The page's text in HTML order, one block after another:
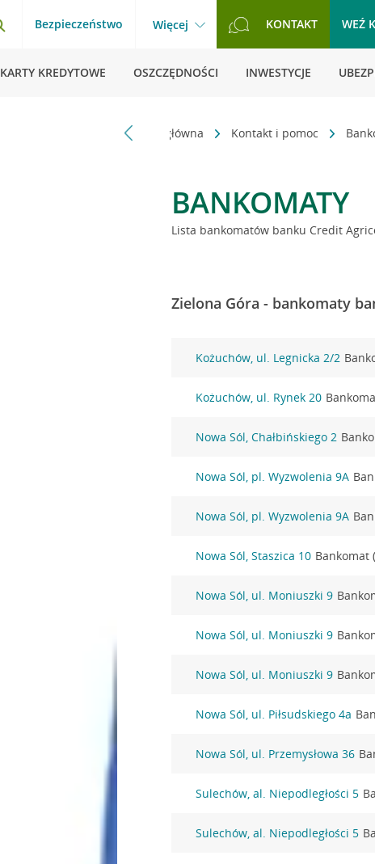
Bezpieczeństwo Więcej KONTAKT WEŹ
KARTY KREDYTOWE OSZCZĘDNOŚCI INWESTYCJE
Strona główna Kontakt i pomoc
BANKOMATY
Lista bankomatów banku Credit
Zielona Góra - bankomaty
Kożuchów, ul. Legnicka 2/2
Kożuchów, ul. Rynek 20
Nowa Sól, Chałbińskiego 2
Nowa Sól, pl. Wyzwolenia 9A
Nowa Sól, pl. Wyzwolenia 9A
Nowa Sól, Staszica 10 Bankomat
Nowa Sól, ul. Moniuszki 9
Nowa Sól, ul. Moniuszki 9
Nowa Sól, ul. Moniuszki 9
Nowa Sól, ul. Piłsudskiego 4a
Nowa Sól, ul. Przemysłowa 36
Sulechów, al. Niepodległości 5
Sulechów, al. Niepodległości 5